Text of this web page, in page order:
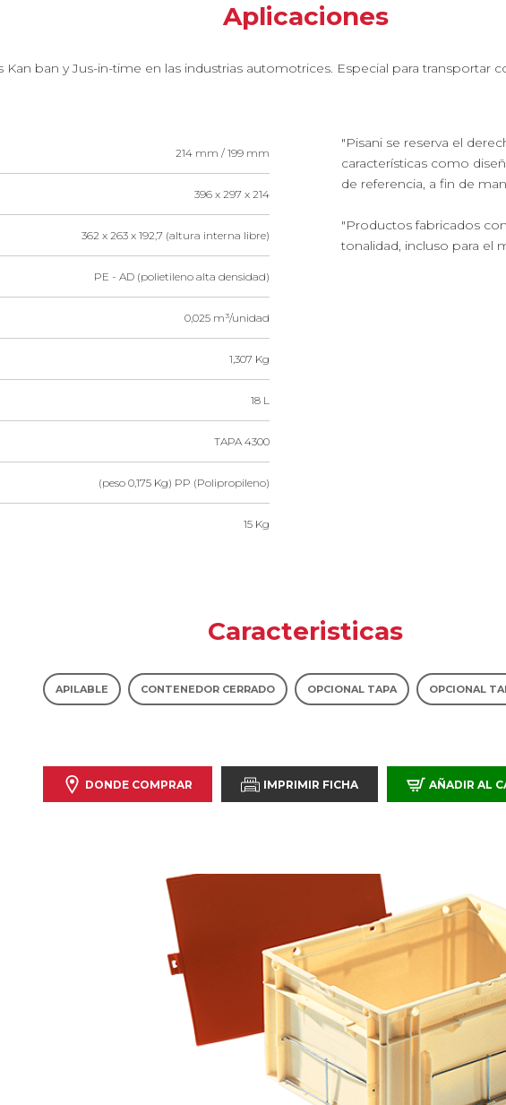
Aplicaciones
Kan ban y Jus-in-time en las industrias automotrices. Especial para transportar
214 mm / 199 mm
396 x 297 x 214
362 x 263 x 192,7 (altura interna libre)
PE - AD (polietileno alta densidad)
0,025 m³/unidad
1,307 Kg
18 L
TAPA 4300
(peso 0,175 Kg) PP (Polipropileno)
15 Kg
"Pisani se reserva el
características como
de referencia, a fin de
"Productos fabricados
tonalidad, incluso para el
Caracteristicas
APILABLE CONTENEDOR CERRADO OPCIONAL TAPA OPCIONAL
DONDE COMPRAR IMPRIMIR FICHA AÑADIR AL